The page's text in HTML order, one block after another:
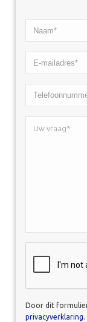
Naam*
*
E-
mailadres*
Uw
Door dit
privacyverklaring